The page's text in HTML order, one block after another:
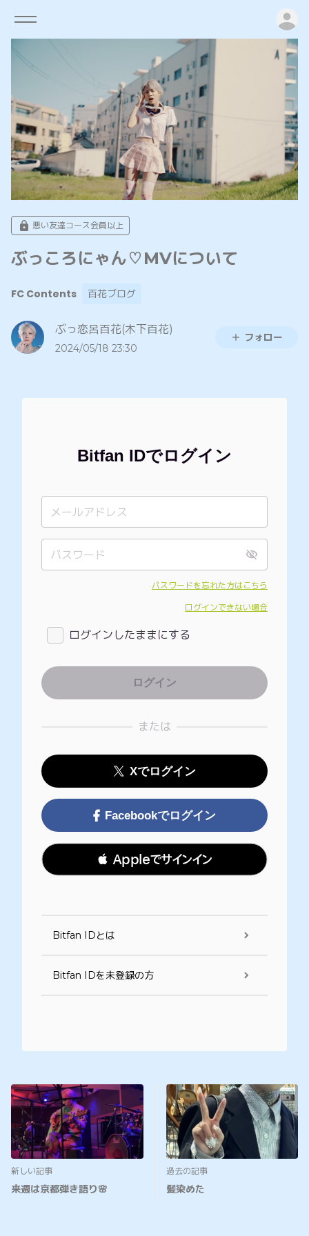
悪い友達コース会員以上
ぶっころにゃん♡MVについて
FC Contents 百花ブログ
ぶっ恋呂百花(木下百花)
2024/05/18 23:30
フォロー
Bitfan IDでログイン
パスワードを忘れた方はこちら
ログインできない場合
ログインしたままにする
または
Xでログイン
Facebookでログイン
 Appleでサインイン
Bitfan IDとは
Bitfan IDを未登録の方
新しい記事
来週は京都弾き語り🌸
過去の記事
髪染めた